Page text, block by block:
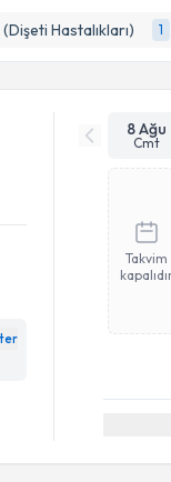
Hastalıkları) 1
8 Ağu
Cmt
Takvim